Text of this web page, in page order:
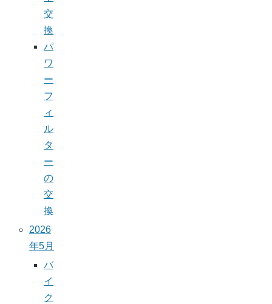
交
換
パ
ワ
ー
フ
ィ
ル
タ
ー
の
交
換
2026
年5月
バ
イ
ク